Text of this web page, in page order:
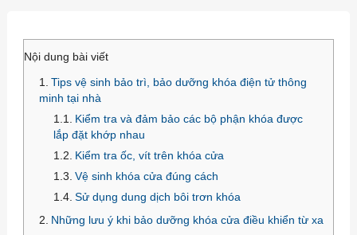
Nội dung bài viết
Tips vệ sinh bảo trì, bảo dưỡng khóa điện tử thông
minh tại nhà
Kiểm tra và đảm bảo các bộ phận khóa được
lắp đặt khớp nhau
Kiểm tra ốc, vít trên khóa cửa
Vệ sinh khóa cửa đúng cách
Sử dụng dung dịch bôi trơn khóa
Những lưu ý khi bảo dưỡng khóa cửa điều khiển từ xa